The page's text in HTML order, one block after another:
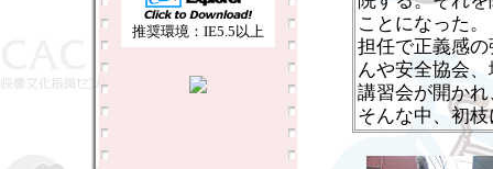
推奨環境：IE5.5以上
ことになった。
担任で正義感
んや安全協会
講習会が開か
そんな中、初